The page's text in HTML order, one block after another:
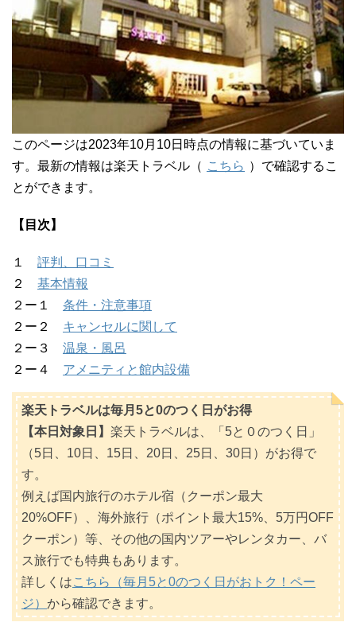
このページは2023年10月10日時点の情報に基づいていま
す。最新の情報は楽天トラベル（ こちら ）で確認するこ
とができます。
【目次】
１ 評判、口コミ
２ 基本情報
２ー１ 条件・注意事項
２ー２ キャンセルに関して
２ー３ 温泉・風呂
２ー４ アメニティと館内設備
楽天トラベルは毎月5と0のつく日がお得
【本日対象日】 楽天トラベルは、「5と０のつく日」
（5日、10日、15日、20日、25日、30日）がお得で
す。
例えば国内旅行のホテル宿（クーポン最大
20%OFF）、海外旅行（ポイント最大15%、5万円OFF
クーポン）等、その他の国内ツアーやレンタカー、バ
ス旅行でも特典もあります。
詳しくはこちら（毎月5と0のつく日がおトク！ペー
ジ） から確認できます。